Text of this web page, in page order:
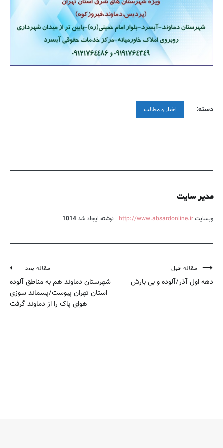
دسته: اخبار و مطالب
مدیر سایت
وبسایتhttp://www.absardonline.ir نوشته ایجاد شد1014
راهبری
نوشته
مقاله قبل
دهه اول آذر/آلوده و بی بارش
مقاله بعد
شهرستان دماوند هم به مناطق آلوده
استان تهران پیوست/پسماند سوزی
هوای پاک را از دماوند گرفت